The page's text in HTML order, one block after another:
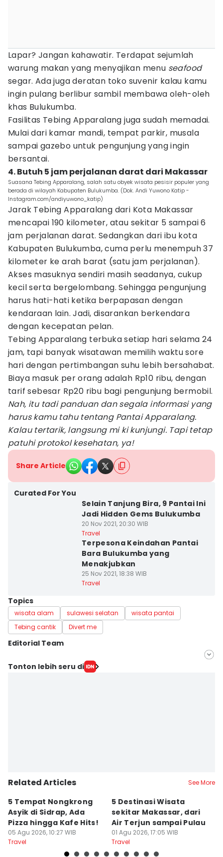
Lapar? Jangan kahawatir. Terdapat sejumlah
warung makan yang menyajikan menu seafood
segar. Ada juga deratan toko suvenir kalau kamu
ingin pulang berlibur sambil membawa oleh-oleh
khas Bulukumba.
Fasilitas Tebing Apparalang juga sudah memadai.
Mulai dari kamar mandi, tempat parkir, musala
sampai gazebo untuk pengunjung yang ingin
bersantai.
4. Butuh 5 jam perjalanan darat dari Makassar
Suasana Tebing Apparalang, salah satu obyek wisata pesisir populer yang
berada di wilayah Kabupaten Bulukumba. (Dok. Andi Yuwono Katip -
Instagram.com/andiyuwono_katip)
Jarak Tebing Apparalang dari Kota Makassar
mencapai 190 kilometer, atau sekitar 5 sampai 6
jam perjalanan darat. Sedangkan dari ibu kota
Kabupaten Bulukumba, cuma perlu menempuh 37
kilometer ke arah barat (satu jam perjalanan).
Akses masuknya sendiri masih seadanya, cukup
kecil serta bergelombang. Sehingga pengunjung
harus hati-hati ketika berpapasan dengan
kendaraan lain. Jadi, disarankan berkendara
dengan kecepatan pelan.
Tebing Apparalang terbuka setiap hari selama 24
jam, tapi banyak wisatawan memilih waktu sore
hari dengan pertimbangan suhu lebih bersahabat.
Biaya masuk per orang adalah Rp10 ribu, dengan
tarif sebesar Rp20 ribu bagi pengunjung bermobil.
Nah, itu tadi panduan dan segala informasi yang
harus kamu tahu tentang Pantai Apparalang.
Kalau tertarik, langsung mi ki kunjungi. Tapi tetap
patuhi protokol kesehatan, ya!
Share Article
Curated For You
Selain Tanjung Bira, 9 Pantai Ini
Jadi Hidden Gems Bulukumba
20 Nov 2021, 20:30 WIB
Travel
Terpesona Keindahan Pantai
Bara Bulukumba yang
Menakjubkan
25 Nov 2021, 18:38 WIB
Travel
Topics
wisata alam sulawesi selatan
wisata pantai
Tebing cantik
Divert me
Editorial Team
Editor
Tonton lebih seru di
Related Articles See More
5 Tempat Nongkrong
Asyik di Sidrap, Ada
Pizza hingga Kafe Hits!
05 Agu 2026, 10:27 WIB
Travel
5 Destinasi Wisata
sekitar Makassar, dari
Air Terjun sampai Pulau
01 Agu 2026, 17:05 WIB
Travel